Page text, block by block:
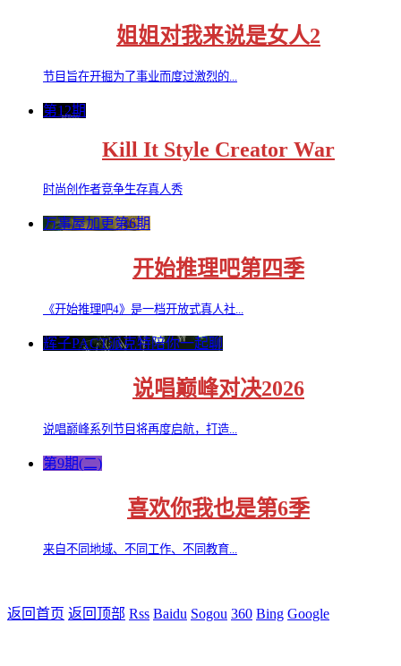
姐姐对我来说是女人2
节目旨在开掘为了事业而度过激烈的...
第12期
Kill It Style Creator War
时尚创作者竞争生存真人秀
万事屋加更第6期
开始推理吧第四季
《开始推理吧4》是一档开放式真人社...
辉子PACT派克特陪你一起聊
说唱巅峰对决2026
说唱巅峰系列节目将再度启航，打造...
第9期(二)
喜欢你我也是第6季
来自不同地域、不同工作、不同教育...
返回首页 返回顶部 Rss Baidu Sogou 360 Bing Google